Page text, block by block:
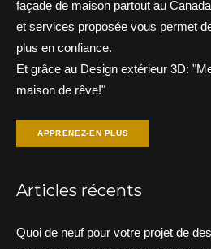
façade de maison partout au
et services proposée vous permet
plus en confiance.
Et grâce au Design extérieur 3D:
maison de rêve!"
APPRENEZ-EN PLUS
Articles récents
Quoi de neuf pour votre projet de